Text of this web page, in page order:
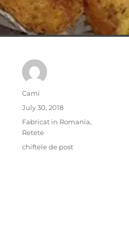
Author
Cami
Posted
on
July 30, 2018
Categories
Fabricat in Romania,
Retete
Tags
chiftele de post